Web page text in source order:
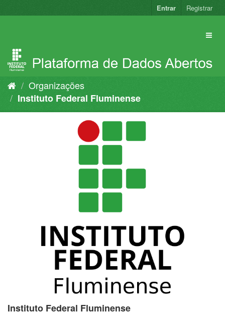
para
Entrar Registrar
Organizações
Instituto Federal Fluminense
Instituto Federal Fluminense